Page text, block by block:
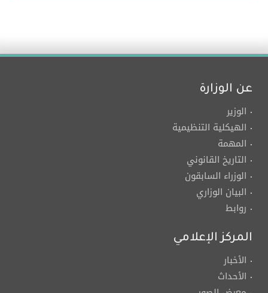
عن الوزارة
الوزير
الهيكلية التنظيمية
المهمة
التاريخ القانوني
الوزراء السابقون
البيان الوزاري
روابط
المركز الإعلامي
الأخبار
الأحداث